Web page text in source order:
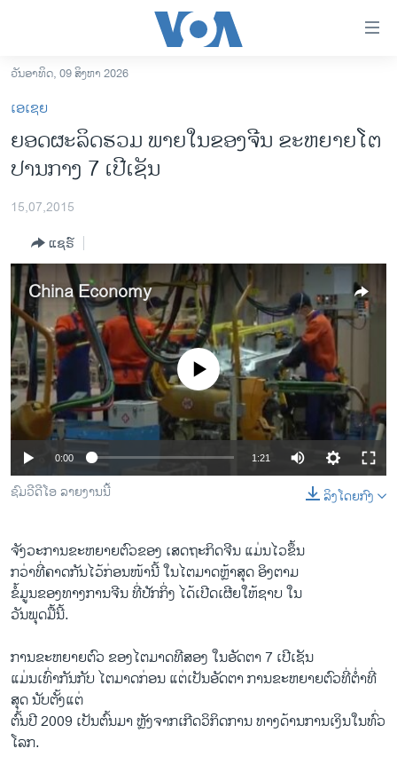
ເຂົ້າ
ຫາ
ຂ້າມ
ຂ້າມ
ຫາ
ອາເມຣິກາ
ຂ່າວ​ຈີນ
ໂລກ
ເອເຊຍ
ອິດສະຫຼະພາບດ້ານການຂ່າວ
ຊີວິດຊາວລາວ
ຊຸມຊົນຊາວລາວ
ວິທະຍາສາດ-ເທັກໂນໂລຈີ
ທຸລະກິດ
ພາສາອັງກິດ
ສຽງ
ລາຍການກະຈາຍສຽງ
ລາຍງານ
ຕິດຕາມພວກເຮົາ ທີ່
ພາສາຕ່າງໆ
ວັນອາທິດ, 09 ສິງຫາ 2026
ເອເຊຍ
ຍອດຜະລິດຮວມ ພາຍໃນຂອງຈີນ ຂະຫຍາຍໂຕ
ປານກາງ 7 ເປີເຊັນ
15,07,2015
ແຊຣ໌
China Economy
No media source currently available
0:00 1:21
ລິງໂດຍກົງ
ຊົມວີດີໂອ ລາຍງານນີ້
ຈັງ​ວະການຂະຫຍາຍຕົວ​ຂອງ ເສດຖະກິດ​ຈີນ ​ແມ່ນໄວ​ຂຶ້ນ
ກວ່າທີ່​ຄາດ​ກັນ​ໄວ້​ກ່ອນໜ້ານີ້ ​ໃນ​ໄຕ​ມາດຫຼ້າສຸດ ອິງ​ຕາມ
ຂໍ້​ມູນ​ຂອງທາງ​ການຈີນ ທີ່​ປັກ​ກິ່ງ ໄດ້​ເປີດ​ເຜີຍ​ໃຫ້​ຊາບ ​ໃນ
​ວັນ​ພຸດ​ມື້​ນີ້.
​ການ​ຂະຫຍາຍຕົວ ​ຂອງ​ໄຕ​ມາດ​ທີສອງ ​ໃນອັດຕາ​ 7 ​ເປີ​ເຊັນ
​ແມ່ນ​ເທົ່າກັນ​ກັບ ​ໄຕ​ມາດ​ກ່ອນ ​ແຕ່​ເປັນ​ອັດຕາ​ ການ​ຂະຫຍາຍຕົວ​ທີ່​ຕ່ຳ​ທີ່​
ສຸດ ນັບ​ຕັ້ງ​ແຕ່​
ຕົ້ນປີ 2009 ເປັນຕົ້ນມາ ​ຫຼັງຈາກ​ເກີດ​ວິ​ກິດ​ການ​ ທາງ​ດ້ານ​ການ​ເງິນ​ໃນ​ທົ່ວ​
ໂລກ.